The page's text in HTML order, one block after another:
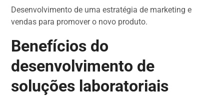
Desenvolvimento de uma estratégia de marketing e
vendas para promover o novo produto.
Benefícios do
desenvolvimento de
soluções laboratoriais